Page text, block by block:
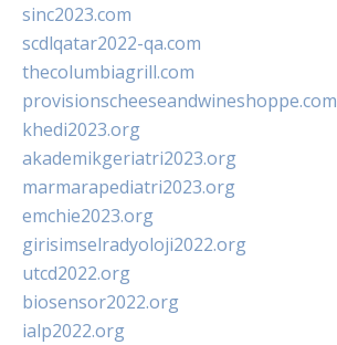
sinc2023.com
scdlqatar2022-qa.com
thecolumbiagrill.com
provisionscheeseandwineshoppe.com
khedi2023.org
akademikgeriatri2023.org
marmarapediatri2023.org
emchie2023.org
girisimselradyoloji2022.org
utcd2022.org
biosensor2022.org
ialp2022.org